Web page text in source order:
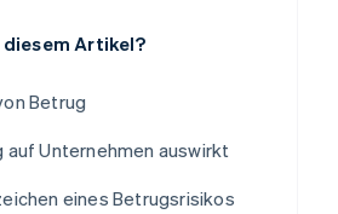
diesem Artikel?
Betrug
auf Unternehmen auswirkt
eines Betrugsrisikos